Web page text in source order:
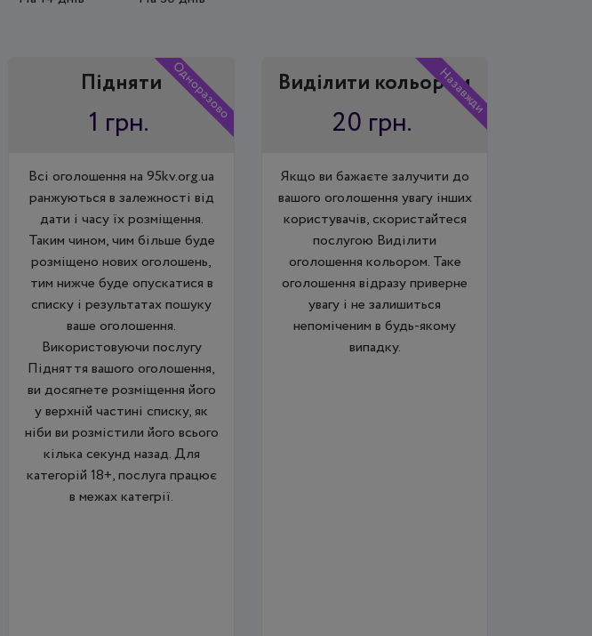
Одноразово
Підняти
1 грн.
Всі оголошення на 95kv.org.ua
ранжуються в залежності від
дати і часу їх розміщення.
Таким чином, чим більше буде
розміщено нових оголошень,
тим нижче буде опускатися в
списку і результатах пошуку
ваше оголошення.
Використовуючи послугу
Підняття вашого оголошення,
ви досягнете розміщення його
у верхній частині списку, як
ніби ви розмістили його всього
кілька секунд назад. Для
категорій 18+, послуга працює
в межах категрії.
Назавжди
Виділити кольором
20 грн.
Якщо ви бажаєте залучити до
вашого оголошення увагу інших
користувачів, скористайтеся
послугою Виділити
оголошення кольором. Таке
оголошення відразу приверне
увагу і не залишиться
непоміченим в будь-якому
випадку.